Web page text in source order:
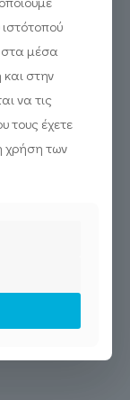
μέσα
στην
να τις
τους έχετε
χρήση των